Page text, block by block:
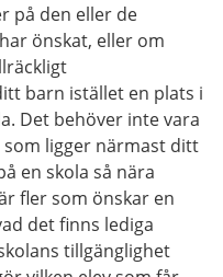
på den eller de
önskat, eller om
barn istället en plats i
Det behöver inte vara
som ligger närmast ditt
en skola så nära
fler som önskar en
det finns lediga
tillgänglighet